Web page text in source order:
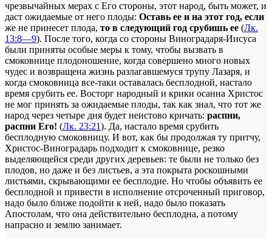
чрезвычайных мерах с Его стороны, этот народ, быть может, и
даст ожидаемые от него плоды: Оставь ее и на этот год, если
же не принесет плода, то в следующий год срубишь ее (Лк.
13:8—9). После того, когда со стороны Виноградаря-Иисуса
были приняты особые меры к тому, чтобы вызвать в
смоковнице плодоношение, когда совершено много новых
чудес и возвращена жизнь разлагавшемуся трупу Лазаря, и
когда смоковница все-таки оставалась бесплодной, настало
время срубить ее. Восторг народный и крики осанна Христос
не мог принять за ожидаемые плоды, так как знал, что тот же
народ через четыре дня будет неистово кричать: распни,
распни Его! (Лк. 23:21). Да, настало время срубить
бесплодную смоковницу. И вот, как бы продолжая ту притчу,
Христос-Виноградарь подходит к смоковнице, резко
выделяющейся среди других деревьев: те были не только без
плодов, но даже и без листьев, а эта покрыта роскошными
листьями, скрывающими ее бесплодие. Но чтобы объявить ее
бесплодной и привести в исполнение отсроченный приговор,
надо было ближе подойти к ней, надо было показать
Апостолам, что она действительно бесплодна, а потому
напрасно и землю занимает.